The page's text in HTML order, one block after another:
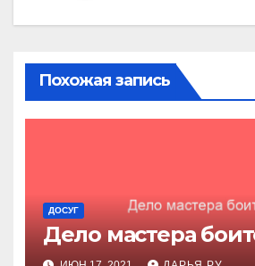
Похожая запись
ДОСУГ
Дело мастера